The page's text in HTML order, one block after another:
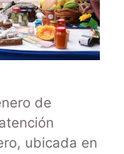
de
ubicada en